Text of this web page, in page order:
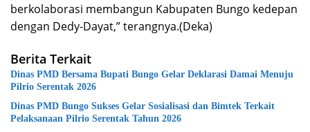
berkolaborasi membangun Kabupaten Bungo kedepan
dengan Dedy-Dayat,” terangnya.(Deka)
Berita Terkait
Dinas PMD Bersama Bupati Bungo Gelar Deklarasi Damai Menuju
Pilrio Serentak 2026
Dinas PMD Bungo Sukses Gelar Sosialisasi dan Bimtek Terkait
Pelaksanaan Pilrio Serentak Tahun 2026